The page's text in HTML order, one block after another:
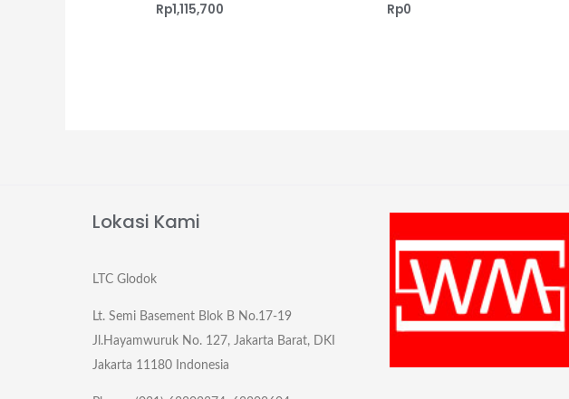
Rp1,115,700 Rp0
Lokasi Kami
LTC Glodok
Lt. Semi Basement Blok B No.17-19
Jl.Hayamwuruk No. 127, Jakarta Barat, DKI
Jakarta 11180 Indonesia